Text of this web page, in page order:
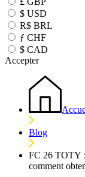
$ USD
R$ BRL
ƒ CHF
$ CAD
Accepter
Blog
FC 26 TOTY
comment